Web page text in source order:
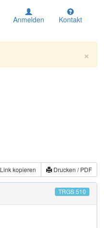
Anmelden Kontakt
×
Link kopieren Drucken / PDF
TRGS 510